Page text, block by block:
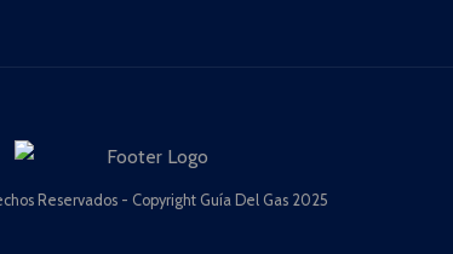
Reservados - Copyright Guía Del Gas 2025